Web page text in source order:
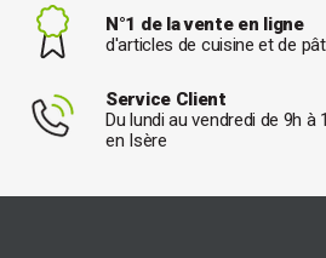
N°1 de la vente en ligne
d'articles de cuisine et de
Service Client
Du lundi au vendredi de 9h
en Isère